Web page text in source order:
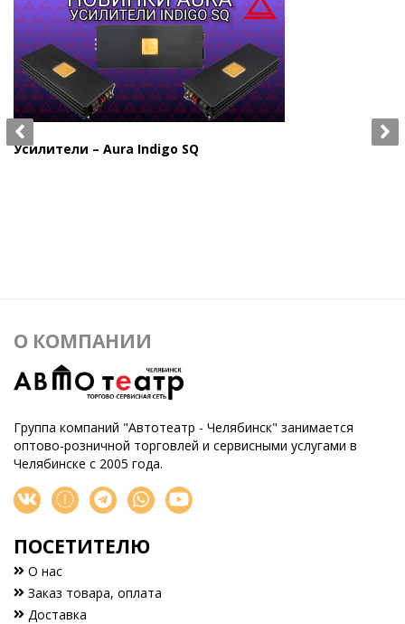
Усилители – Aura Indigo SQ
О КОМПАНИИ
Группа компаний "Автотеатр - Челябинск" занимается
оптово-розничной торговлей и сервисными услугами в
Челябинске с 2005 года.
ПОСЕТИТЕЛЮ
О нас
Заказ товара, оплата
Доставка